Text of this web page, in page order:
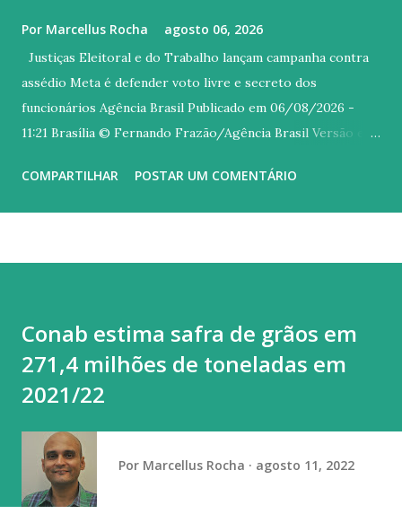
Por Marcellus Rocha agosto 06, 2026
Justiças Eleitoral e do Trabalho lançam campanha contra
assédio Meta é defender voto livre e secreto dos
funcionários Agência Brasil Publicado em 06/08/2026 -
11:21 Brasília © Fernando Frazão/Agência Brasil Versão em
Superior do Trabalho (TST) e o Ministério Público do
superiores e colegas que busquem influenciar o voto livre e
secreto de funcionários. O assédio eleitoral ocorre quando
alguém utiliza sua posição de poder no ambiente de
trabalhadores a votar, deixar de votar ou apoiar
determinado candidato, partido ou posicionamento
político. “É a prática do empregador que gera esse
constrang...
COMPARTILHAR POSTAR UM COMENTÁRIO
Conab estima safra de grãos em
271,4 milhões de toneladas em
2021/22
Por Marcellus Rocha agosto 11, 2022